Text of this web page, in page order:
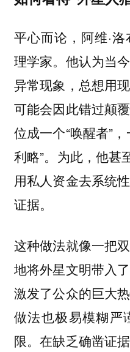
平心而论，阿维·
理学家。他认为当
异常现象，总想用
可能会因此错过颠
位成一个“唤醒者”
利略”。为此，他甚
用私人资金去系统
证据。
这种做法就像一把
地将外星文明带入
激发了公众的巨大
做法也极易模糊严
限。在缺乏确凿证